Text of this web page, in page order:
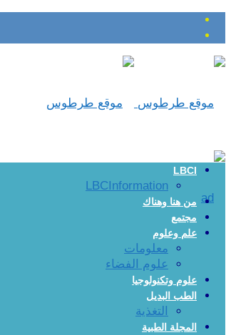
LBCI
LBCInformation
من هنا وهناك
مجتمع
علم وعلوم
معلومات
علوم الفضاء
علوم وتكنولوجيا
الطب البديل
التغذية
المجلة الطبية